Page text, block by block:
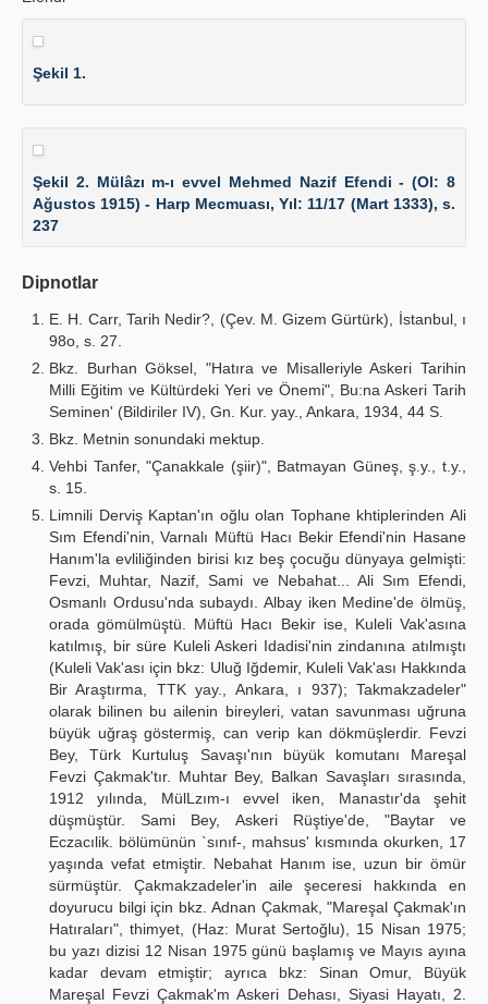
Şekil 1.
Şekil 2. Mülâzı m-ı evvel Mehmed Nazif Efendi - (Ol: 8
Ağustos 1915) - Harp Mecmuası, Yıl: 11/17 (Mart 1333), s.
237
Dipnotlar
E. H. Carr, Tarih Nedir?, (Çev. M. Gizem Gürtürk), İstanbul, ı
98o, s. 27.
Bkz. Burhan Göksel, "Hatıra ve Misalleriyle Askeri Tarihin
Milli Eğitim ve Kültürdeki Yeri ve Önemi", Bu:na Askeri Tarih
Seminen' (Bildiriler IV), Gn. Kur. yay., Ankara, 1934, 44 S.
Bkz. Metnin sonundaki mektup.
Vehbi Tanfer, "Çanakkale (şiir)", Batmayan Güneş, ş.y., t.y.,
s. 15.
Limnili Derviş Kaptan'ın oğlu olan Tophane khtiplerinden Ali
Sım Efendi'nin, Varnalı Müftü Hacı Bekir Efendi'nin Hasane
Hanım'la evliliğinden birisi kız beş çocuğu dünyaya gelmişti:
Fevzi, Muhtar, Nazif, Sami ve Nebahat... Ali Sım Efendi,
Osmanlı Ordusu'nda subaydı. Albay iken Medine'de ölmüş,
orada gömülmüştü. Müftü Hacı Bekir ise, Kuleli Vak'asına
katılmış, bir süre Kuleli Askeri Idadisi'nin zindanına atılmıştı
(Kuleli Vak'ası için bkz: Uluğ Iğdemir, Kuleli Vak'ası Hakkında
Bir Araştırma, TTK yay., Ankara, ı 937); Takmakzadeler"
olarak bilinen bu ailenin bireyleri, vatan savunması uğruna
büyük uğraş göstermiş, can verip kan dökmüşlerdir. Fevzi
Bey, Türk Kurtuluş Savaşı'nın büyük komutanı Mareşal
Fevzi Çakmak'tır. Muhtar Bey, Balkan Savaşları sırasında,
1912 yılında, MülLzım-ı evvel iken, Manastır'da şehit
düşmüştür. Sami Bey, Askeri Rüştiye'de, "Baytar ve
Eczacılik. bölümünün `sınıf-, mahsus' kısmında okurken, 17
yaşında vefat etmiştir. Nebahat Hanım ise, uzun bir ömür
sürmüştür. Çakmakzadeler'in aile şeceresi hakkında en
doyurucu bilgi için bkz. Adnan Çakmak, "Mareşal Çakmak'ın
Hatıraları", thimyet, (Haz: Murat Sertoğlu), 15 Nisan 1975;
bu yazı dizisi 12 Nisan 1975 günü başlamış ve Mayıs ayına
kadar devam etmiştir; ayrıca bkz: Sinan Omur, Büyük
Mareşal Fevzi Çakmak'm Askeri Dehası, Siyasi Hayatı, 2.